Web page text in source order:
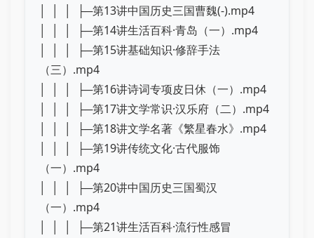
│ │ │ ├─第13讲中国历史三国曹魏(-).mp4
│ │ │ ├─第14讲生活百科·青岛（一）.mp4
│ │ │ ├─第15讲基础知识·修辞手法
（三）.mp4
│ │ │ ├─第16讲诗词专项皮日休（一）.mp4
│ │ │ ├─第17讲文学常识·汉乐府（二）.mp4
│ │ │ ├─第18讲文学名著《繁星春水》.mp4
│ │ │ ├─第19讲传统文化·古代服饰
（一）.mp4
│ │ │ ├─第20讲中国历史三国蜀汉
（一）.mp4
│ │ │ ├─第21讲生活百科·流行性感冒